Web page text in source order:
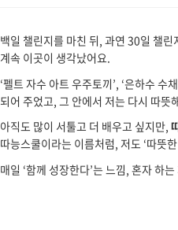
백일 챌린지를 마친 뒤, 과연 30일 챌
계속 이곳이 생각났어요.
‘펠트 자수 아트 우주토끼’, ‘은하수
되어 주었고, 그 안에서 저는 다시 따뜻
아직도 많이 서툴고 더 배우고 싶지만,
따능스쿨이라는 이름처럼, 저도 ‘따뜻
매일 ‘함께 성장한다’는 느낌, 혼자 하